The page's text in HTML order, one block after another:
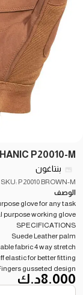
P20010-M
بنتاغون
SKU: P20010 BROWN-M
الوصف
glove for any task
purpose working glove
SPECIFICATIONS
Suede Leather palm
fabric 4 way stretch
elastic for better fitting
gusseted design
8.000د.ك